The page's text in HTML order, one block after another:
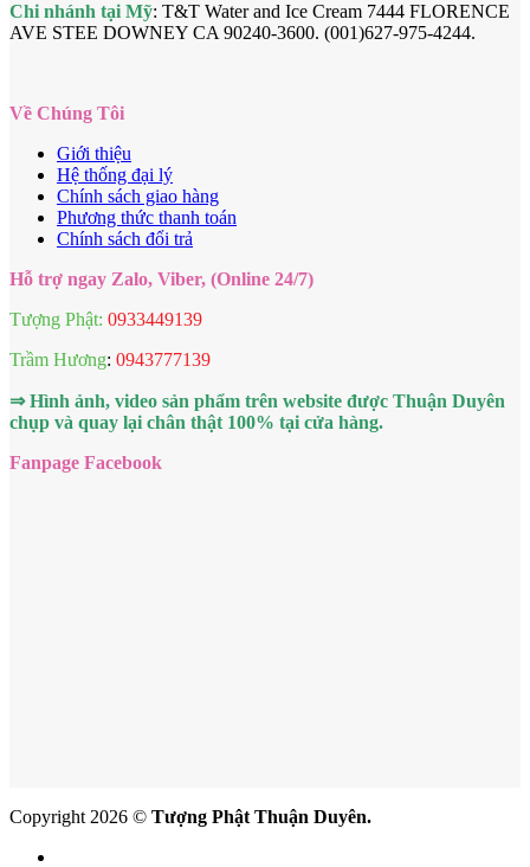
Chi nhánh tại Mỹ: T&T Water and Ice Cream 7444 FLORENCE
AVE STEE DOWNEY CA 90240-3600. (001)627-975-4244.
Về Chúng Tôi
Giới thiệu
Hệ thống đại lý
Chính sách giao hàng
Phương thức thanh toán
Chính sách đổi trả
Hỗ trợ ngay Zalo, Viber, (Online 24/7)
Tượng Phật: 0933449139
Trầm Hương: 0943777139
⇒ Hình ảnh, video sản phẩm trên website được Thuận Duyên
chụp và quay lại chân thật 100% tại cửa hàng.
Fanpage Facebook
Copyright 2026 © Tượng Phật Thuận Duyên.